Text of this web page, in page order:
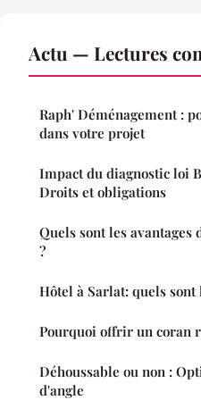
Actu — Lectures
Raph' Déménagement :
dans votre projet
Impact du diagnostic loi
Droits et obligations
Quels sont les
?
Hôtel à Sarlat: quels sont
Pourquoi offrir un coran
Déhoussable ou non :
d'angle